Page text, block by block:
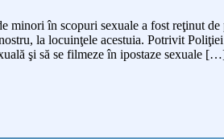
minori în scopuri sexuale a fost reţinut
la locuinţele acestuia. Potrivit
şi să se filmeze în ipostaze sexuale